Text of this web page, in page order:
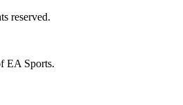
reserved.
EA Sports.